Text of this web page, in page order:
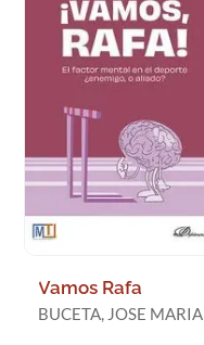
Vamos Rafa
BUCETA, JOSE MARIA